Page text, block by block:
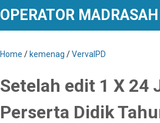
OPERATOR MADRASAH
Home / kemenag /VervalPD
Setelah edit 1 X 24
Perserta Didik